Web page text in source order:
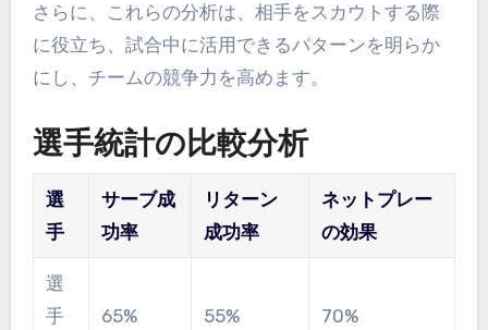
さらに、これらの分析は、相手をスカウトする際
に役立ち、試合中に活用できるパターンを明らか
にし、チームの競争力を高めます。
選手統計の比較分析
選
手
サーブ成
功率
リターン
成功率
ネットプレー
の効果
選
手
65% 55% 70%